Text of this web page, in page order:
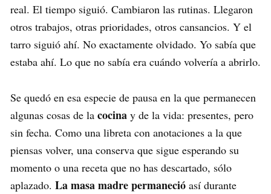
real. El tiempo siguió. Cambiaron las rutinas. Llegaron
otros trabajos, otras prioridades, otros cansancios. Y el
tarro siguió ahí. No exactamente olvidado. Yo sabía que
estaba ahí. Lo que no sabía era cuándo volvería a abrirlo.
Se quedó en esa especie de pausa en la que permanecen
algunas cosas de la cocina y de la vida: presentes, pero
sin fecha. Como una libreta con anotaciones a la que
piensas volver, una conserva que sigue esperando su
momento o una receta que no has descartado, sólo
aplazado. La masa madre permaneció así durante